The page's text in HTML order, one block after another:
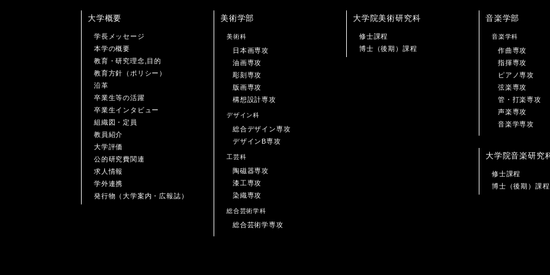
大学概要
学長メッセージ
本学の概要
教育・研究理念,目的
教育方針（ポリシー）
沿革
卒業生等の活躍
卒業生インタビュー
組織図・定員
教員紹介
大学評価
公的研究費関連
求人情報
学外連携
発行物（大学案内・広報誌）
美術学部
美術科
日本画専攻
油画専攻
彫刻専攻
版画専攻
構想設計専攻
デザイン科
総合デザイン専攻
デザインB専攻
工芸科
陶磁器専攻
漆工専攻
染織専攻
総合芸術学科
総合芸術学専攻
大学院美術研究科
修士課程
博士（後期）課程
音楽学部
音楽学科
作曲専攻
指揮専攻
ピアノ専攻
弦楽専攻
管・打楽専攻
声楽専攻
音楽学専攻
大学院音楽研究
修士課程
博士（後期）課程